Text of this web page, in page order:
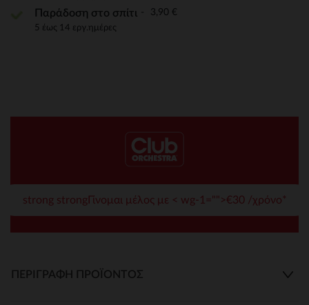
Παράδοση στο σπίτι 3,90 €
5 έως 14 εργ.ημέρες
strong strongΓίνομαι μέλος με < wg-1="">€30 /χρόνο*
ΠΕΡΙΓΡΑΦΉ ΠΡΟΪΌΝΤΟΣ